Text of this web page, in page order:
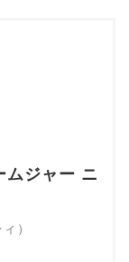
ムジャー ニ
）